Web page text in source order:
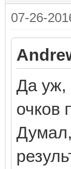
07-26-
Да уж,
очков